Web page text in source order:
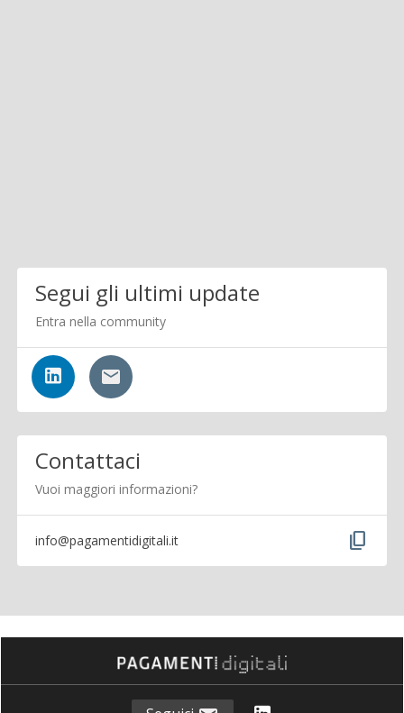
Segui gli ultimi update
Entra nella community
Contattaci
Vuoi maggiori informazioni?
info@pagamentidigitali.it content_copy